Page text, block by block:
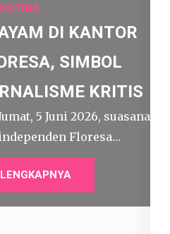
DI KANTOR
SIMBOL
KRITIS
5 Juni 2026, suasana
Floresa…